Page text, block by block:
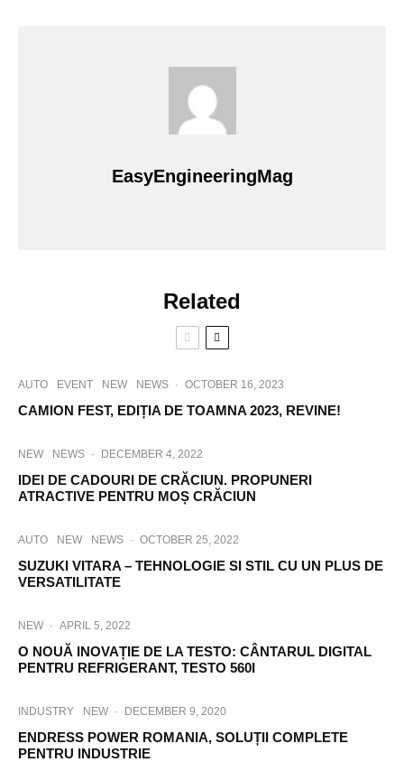
EasyEngineeringMag
Related
AUTO EVENT NEW NEWS · OCTOBER 16, 2023
CAMION FEST, EDIȚIA DE TOAMNA 2023, REVINE!
NEW NEWS · DECEMBER 4, 2022
IDEI DE CADOURI DE CRĂCIUN. PROPUNERI
ATRACTIVE PENTRU MOȘ CRĂCIUN
AUTO NEW NEWS · OCTOBER 25, 2022
SUZUKI VITARA – TEHNOLOGIE SI STIL CU UN PLUS DE
VERSATILITATE
NEW · APRIL 5, 2022
O NOUĂ INOVAȚIE DE LA TESTO: CÂNTARUL DIGITAL
PENTRU REFRIGERANT, TESTO 560I
INDUSTRY NEW · DECEMBER 9, 2020
ENDRESS POWER ROMANIA, SOLUȚII COMPLETE
PENTRU INDUSTRIE